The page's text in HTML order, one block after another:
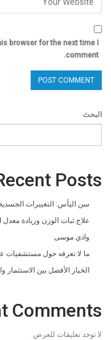
browser for the next time I
comment.
البحث
Posts
سن اليأس: التغييرات الجسدية
علاج ثبات الوزن وزيادة
وادي موسى
ما لا تعرفه حول مستشفيات
الخيار الأفضل بين الاستثمار
Comments
لا توجد تعليقات للعرض.